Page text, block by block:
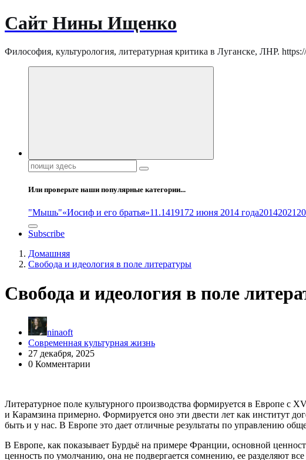
Сайт Нины Ищенко
Философия, культурология, литературная критика в Луганске, ЛНР.
Поиск:
Или проверьте наши популярные категории...
"Мышь"«Иосиф и его братья»11.1419172 июня 2014 года20142021
Subscribe
Домашняя
Свобода и идеология в поле литературы
Свобода и идеология в поле
ninaoft
Современная культурная жизнь
27 декабря, 2025
0 Комментарии
Литературное поле культурного производства формируется в Европе с
и Карамзина примерно. Формируется оно эти двести лет как институт
быть и у нас. В Европе это дает отличные результаты по управлению
В Европе, как показывает Бурдьё на примере Франции, основной
ценность по умолчанию, она не подвергается сомнению, ее разделяют